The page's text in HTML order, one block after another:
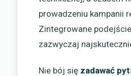
prowadzeniu kampanii
Zintegrowane
zazwyczaj
Nie bój się zadawać